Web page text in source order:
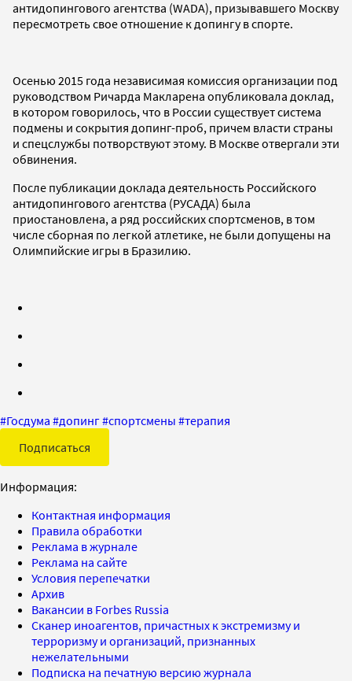
антидопингового агентства (WADA), призывавшего Москву
пересмотреть свое отношение к допингу в спорте.
Осенью 2015 года независимая комиссия организации под
руководством Ричарда Макларена опубликовала доклад,
в котором говорилось, что в России существует система
подмены и сокрытия допинг-проб, причем власти страны
и спецслужбы потворствуют этому. В Москве отвергали эти
обвинения.
После публикации доклада деятельность Российского
антидопингового агентства (РУСАДА) была
приостановлена, а ряд российских спортсменов, в том
числе сборная по легкой атлетике, не были допущены на
Олимпийские игры в Бразилию.
#Госдума #допинг#спортсмены #терапия
Подписаться
Информация:
Контактная информация
Правила обработки
Реклама в журнале
Реклама на сайте
Условия перепечатки
Архив
Вакансии в Forbes Russia
Сканер иноагентов, причастных к экстремизму и
терроризму и организаций, признанных
нежелательными
Подписка на печатную версию журнала